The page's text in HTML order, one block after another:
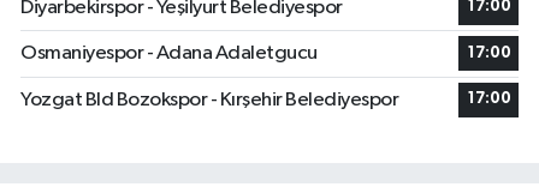
Diyarbekirspor - Yeşilyurt Belediyespor 17:00
Osmaniyespor - Adana Adaletgucu 17:00
Yozgat Bld Bozokspor - Kırşehir Belediyespor 17:00